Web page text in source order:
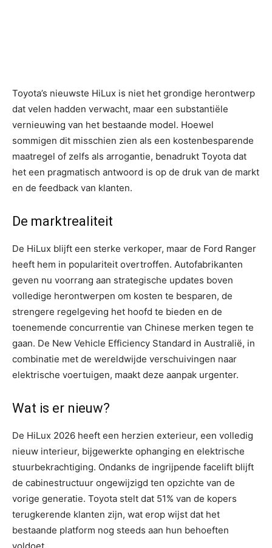
Toyota’s nieuwste HiLux is niet het grondige herontwerp
dat velen hadden verwacht, maar een substantiële
vernieuwing van het bestaande model. Hoewel
sommigen dit misschien zien als een kostenbesparende
maatregel of zelfs als arrogantie, benadrukt Toyota dat
het een pragmatisch antwoord is op de druk van de markt
en de feedback van klanten.
De marktrealiteit
De HiLux blijft een sterke verkoper, maar de Ford Ranger
heeft hem in populariteit overtroffen. Autofabrikanten
geven nu voorrang aan strategische updates boven
volledige herontwerpen om kosten te besparen, de
strengere regelgeving het hoofd te bieden en de
toenemende concurrentie van Chinese merken tegen te
gaan. De New Vehicle Efficiency Standard in Australië, in
combinatie met de wereldwijde verschuivingen naar
elektrische voertuigen, maakt deze aanpak urgenter.
Wat is er nieuw?
De HiLux 2026 heeft een herzien exterieur, een volledig
nieuw interieur, bijgewerkte ophanging en elektrische
stuurbekrachtiging. Ondanks de ingrijpende facelift blijft
de cabinestructuur ongewijzigd ten opzichte van de
vorige generatie. Toyota stelt dat 51% van de kopers
terugkerende klanten zijn, wat erop wijst dat het
bestaande platform nog steeds aan hun behoeften